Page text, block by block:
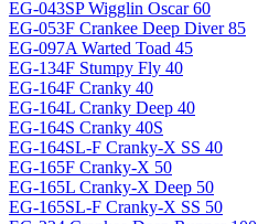
EG-043SP Wigglin Oscar 60
EG-053F Crankee Deep Diver 85
EG-097A Warted Toad 45
EG-134F Stumpy Fly 40
EG-164F Cranky 40
EG-164L Cranky Deep 40
EG-164S Cranky 40S
EG-164SL-F Cranky-X SS 40
EG-165F Cranky-X 50
EG-165L Cranky-X Deep 50
EG-165SL-F Cranky-X SS 50